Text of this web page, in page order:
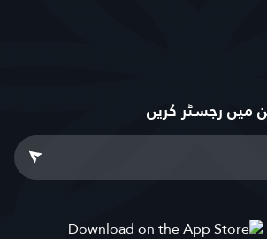
رجسٹر کریں